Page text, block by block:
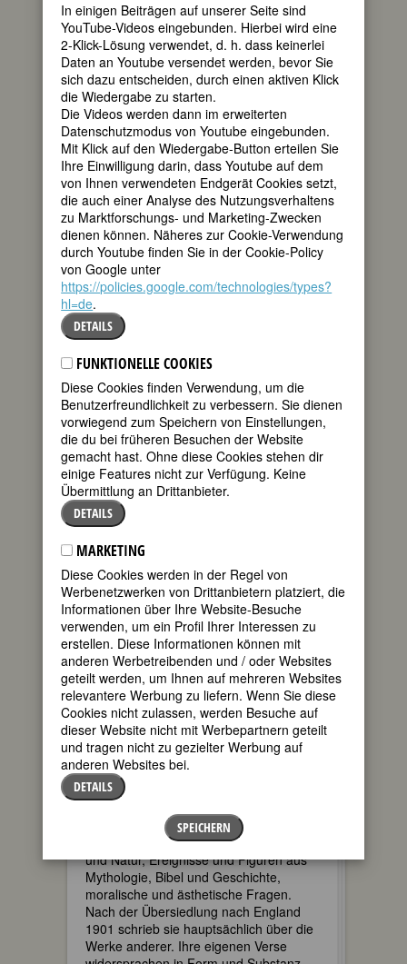
Massachusetts, USA
gestorben am 2. November 1920 in
Chipping Campden, Gloucestershire,
England
US-amerikanische Dichterin,
Essayistin, Herausgeberin
165. Geburtstag am 7. Januar 2026
Biografie•Zitate •Literatur & Quellen
BIOGRAFIE
teilen
Beruflich
verbrachte Louise
Guiney viel Zeit
Männern”, d.h.
toten Dichtern,
englischen und irischen Katholiken, die
sie durch viele Essays und als
Herausgeberin aus der Versenkung
holte. Für die Gedichtsammlung
Recusant Poems (1939 posthum
erschienen) führte die zeitlebens
überzeugte Katholikin schwierige
Recherchen in England durch und
“Johnny” Keats alle möglichen
Erinnerungsstücke auf.
Guiney war mit vielen literarisch
interessierten und schreibenden Frauen
befreundet. Zusammen mit Alice Brown
schrieb sie nach einem gemeinsamen
Wanderurlaub A Summer in England
(1891), ein Handbuch für Touristinnen.
Bereits 1904 editierte und kommentierte
sie die Gedichte von Katherine Philips,
deren Unabhängigkeit als Frau im
siebzehnten Jahrhundert Louise
besonders beeindruckte.
Gedichten in der Bostoner Kulturszene
Erfolg. Motive ihrer Lyrik sind Landschaft
und Natur, Ereignisse und Figuren aus
Mythologie, Bibel und Geschichte,
moralische und ästhetische Fragen.
Nach der Übersiedlung nach England
1901 schrieb sie hauptsächlich über die
Werke anderer. Ihre eigenen Verse
In einigen Beiträgen auf unserer Seite sind
YouTube-Videos eingebunden. Hierbei wird eine
2-Klick-Lösung verwendet, d. h. dass keinerlei
Daten an Youtube versendet werden, bevor Sie
sich dazu entscheiden, durch einen aktiven Klick
die Wiedergabe zu starten.
Die Videos werden dann im erweiterten
Datenschutzmodus von Youtube eingebunden.
Mit Klick auf den Wiedergabe-Button erteilen Sie
Ihre Einwilligung darin, dass Youtube auf dem
von Ihnen verwendeten Endgerät Cookies setzt,
die auch einer Analyse des Nutzungsverhaltens
zu Marktforschungs- und Marketing-Zwecken
dienen können. Näheres zur Cookie-Verwendung
durch Youtube finden Sie in der Cookie-Policy
von Google unter
https://policies.google.com/technologies/types?
hl=de.
DETAILS
FUNKTIONELLE COOKIES
Diese Cookies finden Verwendung, um die
Benutzerfreundlichkeit zu verbessern. Sie dienen
vorwiegend zum Speichern von Einstellungen,
die du bei früheren Besuchen der Website
gemacht hast. Ohne diese Cookies stehen dir
einige Features nicht zur Verfügung. Keine
Übermittlung an Drittanbieter.
DETAILS
MARKETING
Diese Cookies werden in der Regel von
Werbenetzwerken von Drittanbietern platziert, die
Informationen über Ihre Website-Besuche
verwenden, um ein Profil Ihrer Interessen zu
erstellen. Diese Informationen können mit
anderen Werbetreibenden und / oder Websites
geteilt werden, um Ihnen auf mehreren Websites
relevantere Werbung zu liefern. Wenn Sie diese
Cookies nicht zulassen, werden Besuche auf
dieser Website nicht mit Werbepartnern geteilt
und tragen nicht zu gezielter Werbung auf
anderen Websites bei.
DETAILS
SPEICHERN